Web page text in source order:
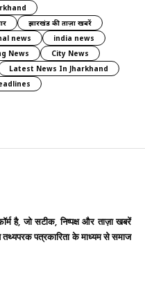
झारखंड की ताज़ा खबरें
news
india news
News
City News
Latest News In Jharkhand
है, जो सटीक, निष्पक्ष और ताज़ा खबरें
तथ्यपरक पत्रकारिता के माध्यम से समाज